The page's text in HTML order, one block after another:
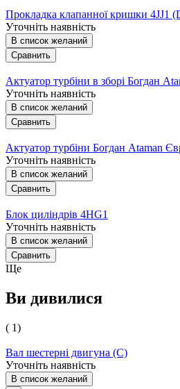
Прокладка клапанної кришки 4JJ1
Уточніть наявність
В список желаний
Сравнить
Актуатор турбіни в зборі Богдан
Уточніть наявність
В список желаний
Сравнить
Актуатор турбіни Богдан Ataman
Уточніть наявність
В список желаний
Сравнить
Блок циліндрів 4HG1
Уточніть наявність
В список желаний
Сравнить
Ще
Ви дивилися
( 1)
Вал шестерні двигуна (С)
Уточніть наявність
В список желаний